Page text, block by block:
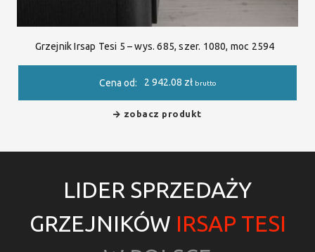
Grzejnik Irsap Tesi 5 – wys. 685, szer. 1080, moc 2594
Cena od: 2 942.08 zł brutto
zobacz produkt
LIDER SPRZEDAŻY
GRZEJNIKÓW IRSAP TESI